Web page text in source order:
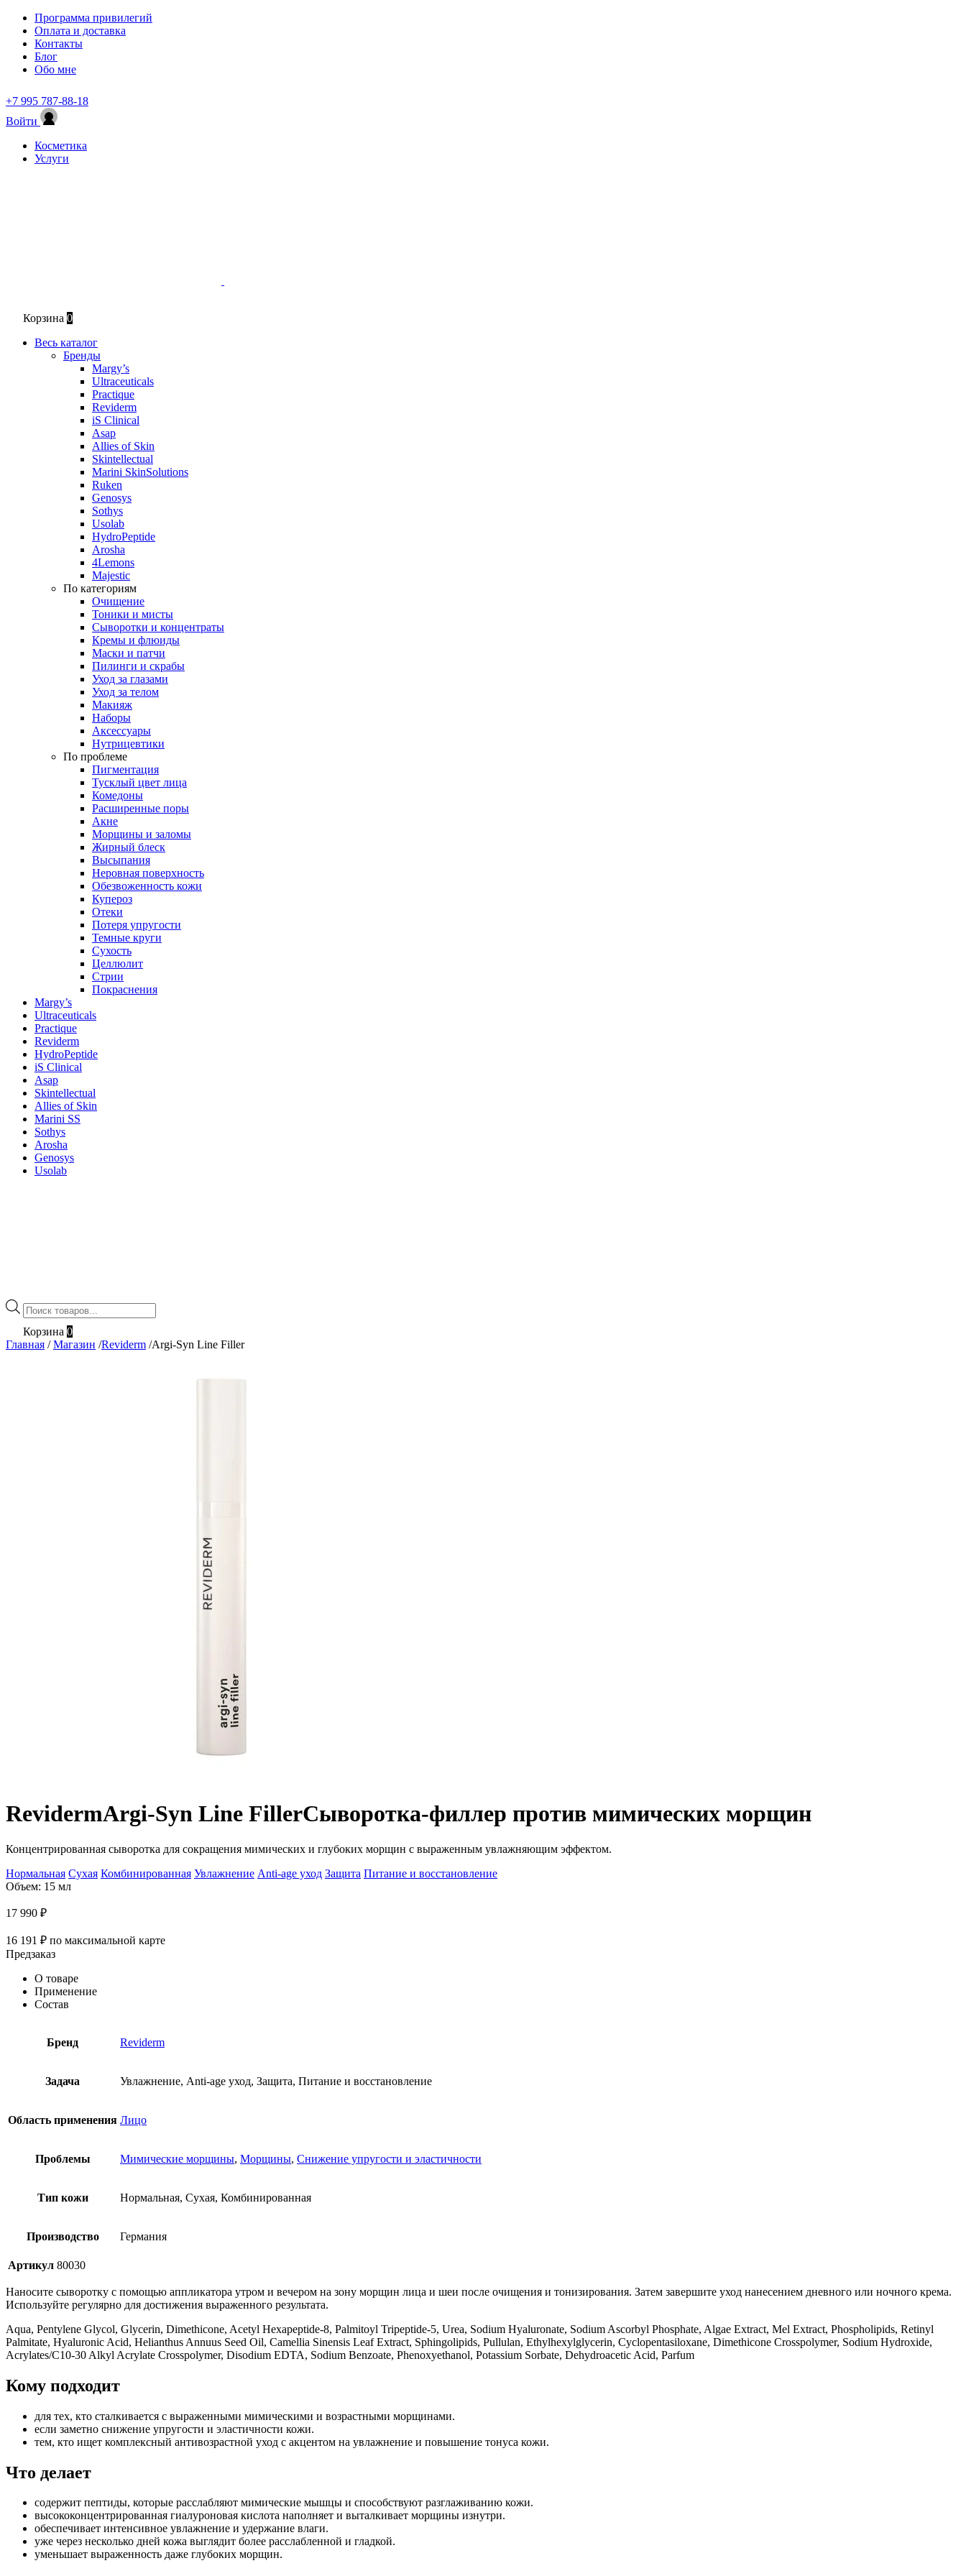
Программа привилегий
Оплата и доставка
Контакты
Блог
Обо мне
+7 995 787-88-18
Войти
Косметика
Услуги
Корзина 0
Весь каталог
Бренды
Margy’s
Ultraceuticals
Practique
Reviderm
iS Clinical
Asap
Allies of Skin
Skintellectual
Marini SkinSolutions
Ruken
Genosys
Sothys
Usolab
HydroPeptide
Arosha
4Lemons
Majestic
По категориям
Очищение
Тоники и мисты
Сыворотки и концентраты
Кремы и флюиды
Маски и патчи
Пилинги и скрабы
Уход за глазами
Уход за телом
Макияж
Наборы
Аксессуары
Нутрицевтики
По проблеме
Пигментация
Тусклый цвет лица
Комедоны
Расширенные поры
Акне
Морщины и заломы
Жирный блеск
Высыпания
Неровная поверхность
Обезвоженность кожи
Купероз
Отеки
Потеря упругости
Темные круги
Сухость
Целлюлит
Стрии
Покраснения
Margy’s
Ultraceuticals
Practique
Reviderm
HydroPeptide
iS Clinical
Asap
Skintellectual
Allies of Skin
Marini SS
Sothys
Arosha
Genosys
Usolab
Поиск
товаров
Корзина 0
Главная / Магазин /Reviderm /Argi-Syn Line Filler
RevidermArgi-Syn Line FillerСыворотка-филлер против мимических морщин
Концентрированная сыворотка для сокращения мимических и глубоких морщин с выраженным увлажняющим эффектом.
Нормальная Сухая Комбинированная Увлажнение Anti-age уход Защита Питание и восстановление
Объем: 15 мл
17 990 ₽
16 191 ₽ по максимальной карте
Предзаказ
О товаре
Применение
Состав
Бренд Reviderm
Задача Увлажнение, Anti-age уход, Защита, Питание и восстановление
Область применения Лицо
Проблемы Мимические морщины, Морщины, Снижение упругости и эластичности
Тип кожи Нормальная, Сухая, Комбинированная
Производство Германия
Артикул 80030
Наносите сыворотку с помощью аппликатора утром и вечером на зону морщин лица и шеи после очищения и тонизирования. Затем завершите уход нанесением дневного или ночного крема.
Используйте регулярно для достижения выраженного результата.
Aqua, Pentylene Glycol, Glycerin, Dimethicone, Acetyl Hexapeptide-8, Palmitoyl Tripeptide-5, Urea, Sodium Hyaluronate, Sodium Ascorbyl Phosphate, Algae Extract, Mel Extract, Phospholipids, Retinyl
Palmitate, Hyaluronic Acid, Helianthus Annuus Seed Oil, Camellia Sinensis Leaf Extract, Sphingolipids, Pullulan, Ethylhexylglycerin, Cyclopentasiloxane, Dimethicone Crosspolymer, Sodium Hydroxide,
Acrylates/C10-30 Alkyl Acrylate Crosspolymer, Disodium EDTA, Sodium Benzoate, Phenoxyethanol, Potassium Sorbate, Dehydroacetic Acid, Parfum
Кому подходит
для тех, кто сталкивается с выраженными мимическими и возрастными морщинами.
если заметно снижение упругости и эластичности кожи.
тем, кто ищет комплексный антивозрастной уход с акцентом на увлажнение и повышение тонуса кожи.
Что делает
содержит пептиды, которые расслабляют мимические мышцы и способствуют разглаживанию кожи.
высококонцентрированная гиалуроновая кислота наполняет и выталкивает морщины изнутри.
обеспечивает интенсивное увлажнение и удержание влаги.
уже через несколько дней кожа выглядит более расслабленной и гладкой.
уменьшает выраженность даже глубоких морщин.